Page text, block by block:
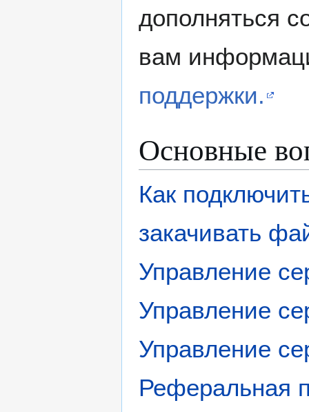
дополняться
вам
поддержки.
Основные
Как
закачивать
Управление
Управление
Управление
Реферальная